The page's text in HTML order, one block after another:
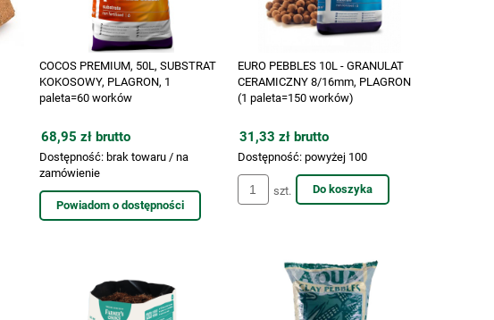
COCOS PREMIUM, 50L, SUBSTRAT
KOKOSOWY, PLAGRON, 1
paleta=60 worków
68,95 zł brutto
Dostępność: brak towaru / na
zamówienie
Powiadom o dostępności
EURO PEBBLES 10L - GRANULAT
CERAMICZNY 8/16mm, PLAGRON
(1 paleta=150 worków)
31,33 zł brutto
Dostępność: powyżej 100
szt. Do koszyka